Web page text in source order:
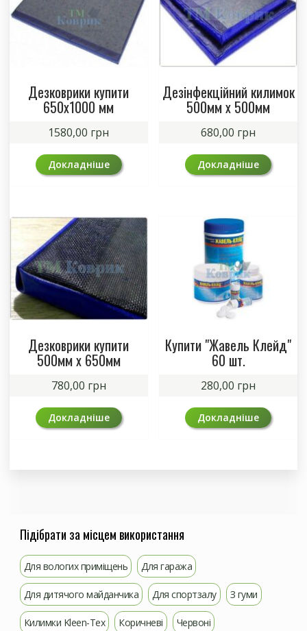
Дезковрики купити
650х1000 мм
1580,00 грн
Докладніше
Дезінфекційний килимок
500мм х 500мм
680,00 грн
Докладніше
Дезковрики купити
500мм х 650мм
780,00 грн
Докладніше
Купити "Жавель Клейд"
60 шт.
280,00 грн
Докладніше
Підібрати за місцем використання
Для вологих приміщень Для гаража
Для дитячого майданчика Для спортзалу З гуми
Килимки Kleen-Tex Коричневі Червоні